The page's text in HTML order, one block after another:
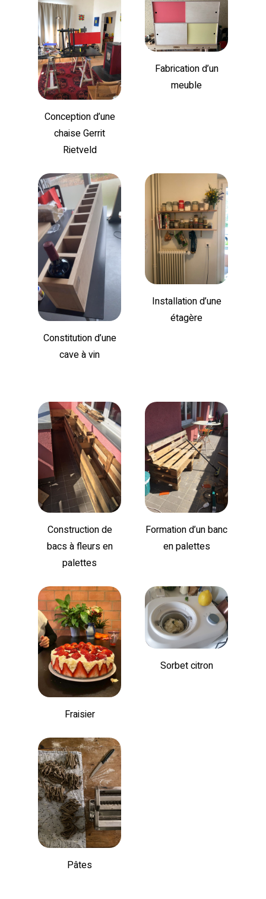
Conception d’une
chaise Gerrit
Rietveld
Fabrication d’un
meuble
Constitution d’une
cave à vin
Installation d’une
étagère
Construction de
bacs à fleurs en
palettes
Formation d’un banc
en palettes
Fraisier
Sorbet citron
Pâtes